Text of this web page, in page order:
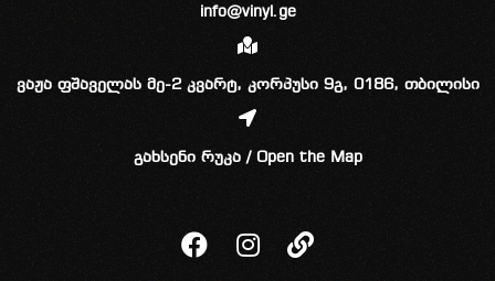
info@vinyl.ge
ვაჟა ფშაველას მე-2 კვარტ, კორპუსი 9გ, 0186, თბილისი
გახსენი რუკა / Open the Map